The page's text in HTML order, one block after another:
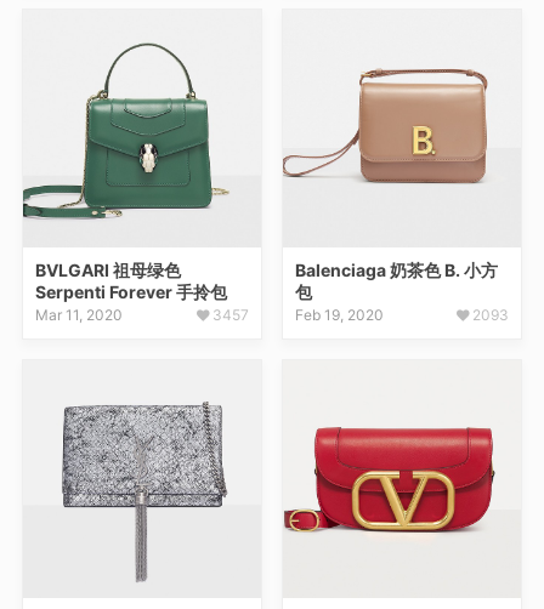
BVLGARI 祖母绿色
Serpenti Forever 手拎包
Mar 11, 2020 3457
Balenciaga 奶茶色 B. 小方
包
Feb 19, 2020 2093